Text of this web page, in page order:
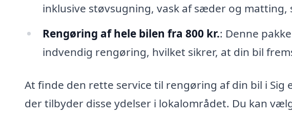
inklusive støvsugning, vask af sæder og
Rengøring af hele bilen fra 800 kr.: Denne
indvendig rengøring, hvilket sikrer, at din bil
At finde den rette service til rengøring af din bil i Sig
der tilbyder disse ydelser i lokalområdet. Du kan